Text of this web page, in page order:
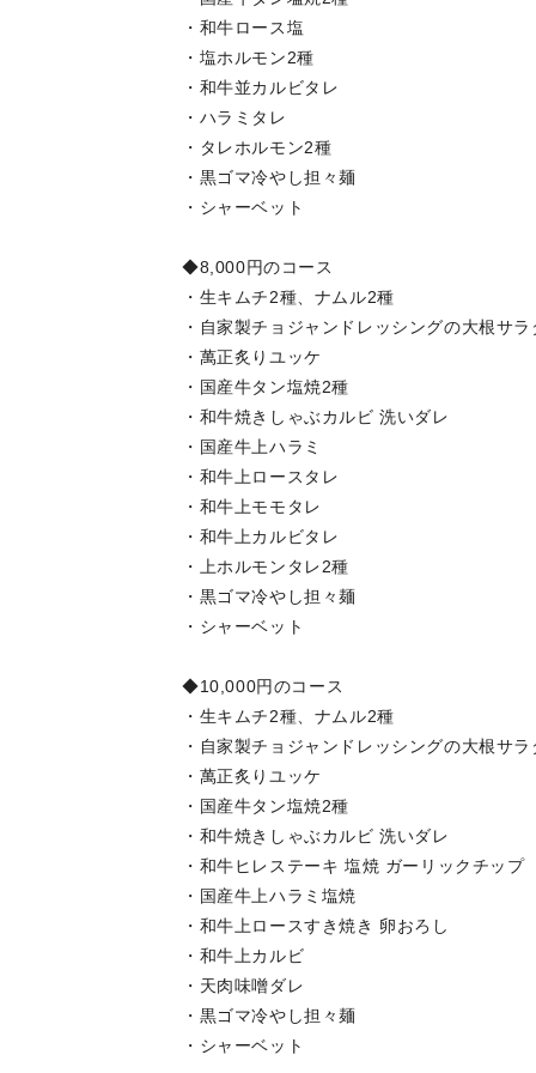
・和牛ロース塩
・塩ホルモン2種
・和牛並カルビタレ
・ハラミタレ
・タレホルモン2種
・黒ゴマ冷やし担々麺
・シャーベット
◆8,000円のコース
・生キムチ2種、ナムル2種
・自家製チョジャンドレッシングの大根サラ
・萬正炙りユッケ
・国産牛タン塩焼2種
・和牛焼きしゃぶカルビ 洗いダレ
・国産牛上ハラミ
・和牛上ロースタレ
・和牛上モモタレ
・和牛上カルビタレ
・上ホルモンタレ2種
・黒ゴマ冷やし担々麺
・シャーベット
◆10,000円のコース
・生キムチ2種、ナムル2種
・自家製チョジャンドレッシングの大根サラ
・萬正炙りユッケ
・国産牛タン塩焼2種
・和牛焼きしゃぶカルビ 洗いダレ
・和牛ヒレステーキ 塩焼 ガーリックチップ
・国産牛上ハラミ塩焼
・和牛上ロースすき焼き 卵おろし
・和牛上カルビ
・天肉味噌ダレ
・黒ゴマ冷やし担々麺
・シャーベット